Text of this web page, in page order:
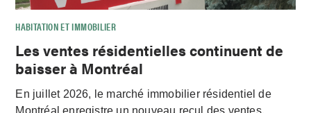
HABITATION ET IMMOBILIER
Les ventes résidentielles continuent de
baisser à Montréal
En juillet 2026, le marché immobilier résidentiel de
Montréal enregistre un nouveau recul des ventes,